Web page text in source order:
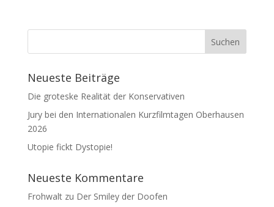
Neueste Beiträge
Die groteske Realität der Konservativen
Jury bei den Internationalen Kurzfilmtagen Oberhausen
2026
Utopie fickt Dystopie!
Neueste Kommentare
Frohwaltzu Der Smiley der Doofen